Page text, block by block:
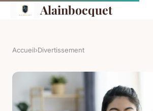
Alainbocquet
Accueil›Divertissement